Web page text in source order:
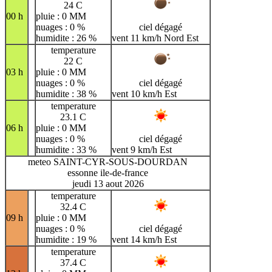
00 h
24 C
pluie : 0 MM
nuages : 0 %
humidite : 26 %
ciel dégagé
vent 11 km/h Nord Est
03 h
temperature
22 C
pluie : 0 MM
nuages : 0 %
humidite : 38 %
ciel dégagé
vent 10 km/h Est
06 h
temperature
23.1 C
pluie : 0 MM
nuages : 0 %
humidite : 33 %
ciel dégagé
vent 9 km/h Est
meteo SAINT-CYR-SOUS-DOURDAN
essonne ile-de-france
jeudi 13 aout 2026
09 h
temperature
32.4 C
pluie : 0 MM
nuages : 0 %
humidite : 19 %
ciel dégagé
vent 14 km/h Est
temperature
37.4 C